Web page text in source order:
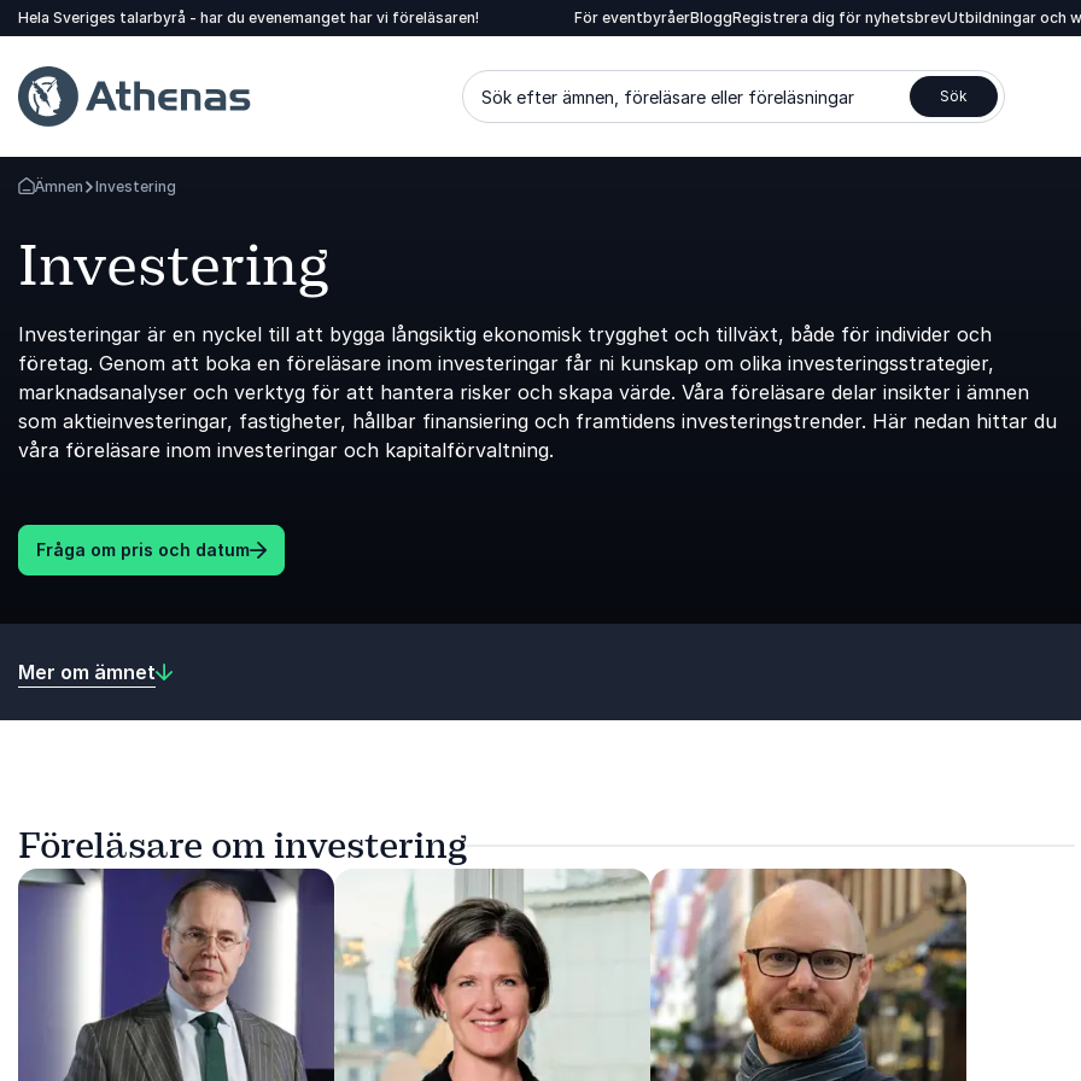
Hela Sveriges talarbyrå - har du evenemanget har vi föreläsaren! För eventbyråerBloggRegistrera dig för nyhetsbrevUtbildningar och
Sök efter ämnen, föreläsare eller föreläsningar Sök
Gå tillbaka till startsidan
Ämnen Investering
Investering
Investeringar är en nyckel till att bygga långsiktig ekonomisk trygghet och tillväxt, både för individer och
företag. Genom att boka en föreläsare inom investeringar får ni kunskap om olika investeringsstrategier,
marknadsanalyser och verktyg för att hantera risker och skapa värde. Våra föreläsare delar insikter i ämnen
som aktieinvesteringar, fastigheter, hållbar finansiering och framtidens investeringstrender. Här nedan hittar du
våra föreläsare inom investeringar och kapitalförvaltning.
Fråga om pris och datum
Mer om ämnet
Föreläsare om investering